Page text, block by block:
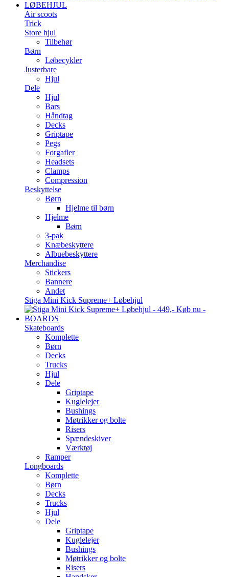
LØBEHJUL
Air scoots
Trick
Store hjul
Tilbehør
Børn
Løbecykler
Justerbare
Hjul
Dele
Hjul
Bars
Håndtag
Decks
Griptape
Pegs
Forgafler
Headsets
Clamps
Compression
Beskyttelse
Børn
Hjelme til børn
Hjelme
Børn
3-pak
Knæbeskyttere
Albuebeskyttere
Merchandise
Stickers
Bannere
Andet
Stiga Mini Kick Supreme+ Løbehjul
BOARDS
Skateboards
Komplette
Børn
Decks
Trucks
Hjul
Dele
Griptape
Kuglelejer
Bushings
Møtrikker og bolte
Risers
Spændeskiver
Værktøj
Ramper
Longboards
Komplette
Børn
Decks
Trucks
Hjul
Dele
Griptape
Kuglelejer
Bushings
Møtrikker og bolte
Risers